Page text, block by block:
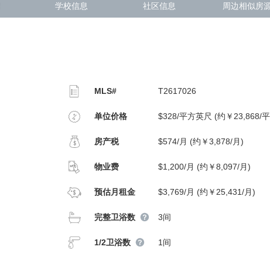
学校信息 社区信息 周边相似房
MLS# T2617026
单位价格 $328/平方英尺 (约￥23,868/
房产税 $574/月 (约￥3,878/月)
物业费 $1,200/月 (约￥8,097/月)
预估月租金 $3,769/月 (约￥25,431/月)
完整卫浴数 3间
1/2卫浴数 1间